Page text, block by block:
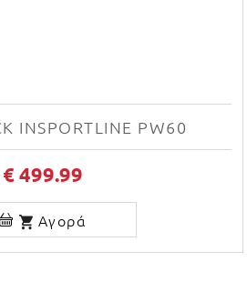
INSPORTLINE PW60
€ 499.99
Αγορά